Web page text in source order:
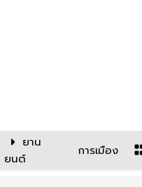
ยาน
ยนต์
การเมือง